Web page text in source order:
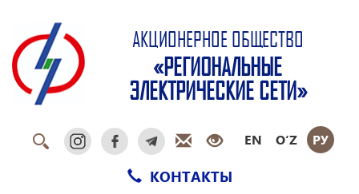
АКЦИОНЕРНОЕ ОБЩЕСТВО
«РЕГИОНАЛЬНЫЕ
ЭЛЕКТРИЧЕСКИЕ СЕТИ»
EN O‘Z РУ
КОНТАКТЫ